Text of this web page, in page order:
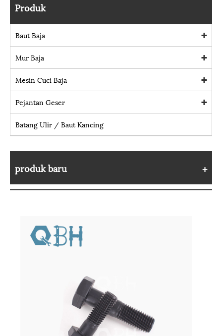
Produk
Baut Baja
Mur Baja
Mesin Cuci Baja
Pejantan Geser
Batang Ulir / Baut Kancing
produk baru